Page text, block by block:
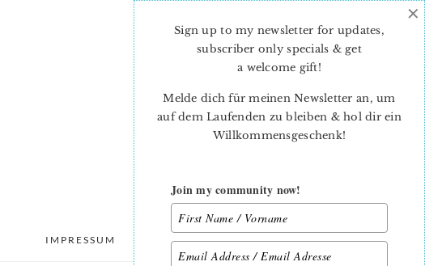
IMPRESSUM DATENSCHUTZ
Sign up to my newsletter for updates,
subscriber only specials & get
a welcome gift!
Melde dich für meinen Newsletter an, um
auf dem Laufenden zu bleiben & hol dir ein
Willkommensgeschenk!
Join my community now!
×